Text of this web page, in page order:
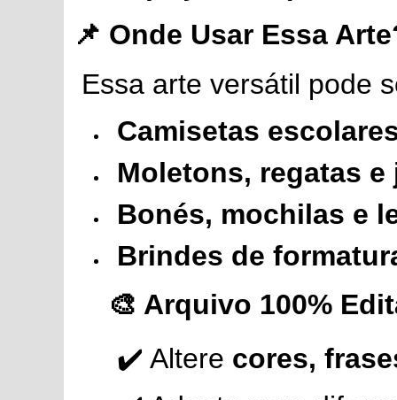
📌 Onde Usar Essa
Essa arte versátil pode
Camisetas
Moletons, regatas
Bonés, mochilas e
Brindes de
🎨 Arquivo 100%
✔️ Altere cores,